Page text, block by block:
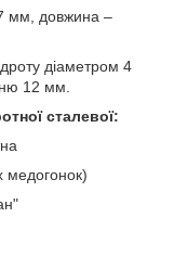
мм, довжина –
діаметром 4
12 мм.
сталевої:
медогонок)